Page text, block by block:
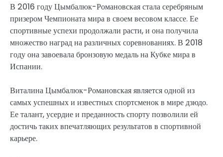
В 2016 году Цымбалюк-Романовская стала серебряным
призером Чемпионата мира в своем весовом классе. Ее
спортивные успехи продолжали расти, и она получила
множество наград на различных соревнованиях. В 2018
году она завоевала бронзовую медаль на Кубке мира в
Испании.
Виталина Цымбалюк-Романовская является одной из
самых успешных и известных спортсменок в мире дзюдо.
Ее талант, усердие и преданность спорту позволили ей
достичь таких впечатляющих результатов в спортивной
карьере.